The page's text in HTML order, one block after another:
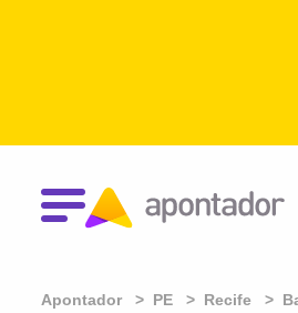
Apontador PE Recife